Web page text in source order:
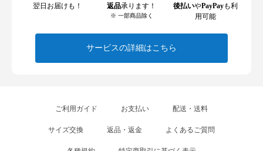
翌日お届けも！
返品承ります！
※ 一部商品除く
後払いやPayPayも利
用可能
サービスの詳細はこちら
ご利用ガイド お支払い 配送・送料
サイズ交換 返品・返金 よくあるご質問